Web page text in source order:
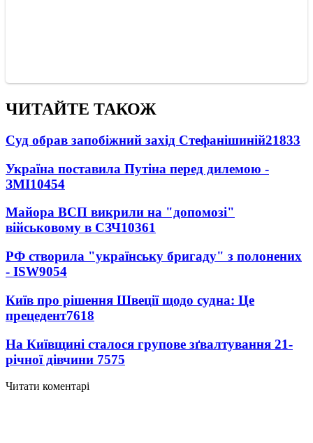
ЧИТАЙТЕ ТАКОЖ
Суд обрав запобіжний захід Стефанішиній21833
Україна поставила Путіна перед дилемою -
ЗМІ10454
Майора ВСП викрили на "допомозі"
військовому в СЗЧ10361
РФ створила "українську бригаду" з полонених
- ISW9054
Київ про рішення Швеції щодо судна: Це
прецедент7618
На Київщині сталося групове зґвалтування 21-
річної дівчини 7575
Читати коментарі